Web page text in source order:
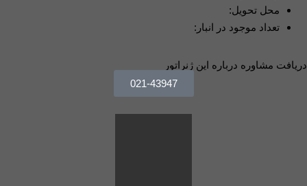
محل تحویل:
تعداد موجود در انبار:
دریافت مشاوره درباره این ژنراتور
021-43947